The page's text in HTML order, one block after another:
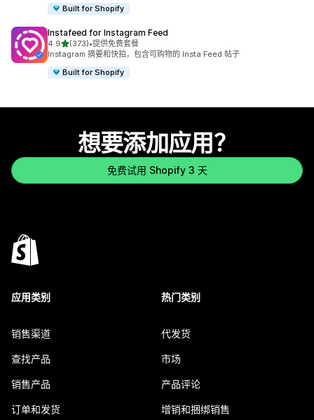
Built for Shopify
Instafeed for Instagram Feed
4.9星（满分 5 星）
(373)
总共 373 条评论
•提供免费套餐
Instagram 摘要和快拍，包含可购物的 Insta Feed 帖子
Built for Shopify
想要添加应用？
免费试用 Shopify 3 天
应用类别
销售渠道
查找产品
销售产品
订单和发货
热门类别
代发货
市场
产品评论
增销和捆绑销售